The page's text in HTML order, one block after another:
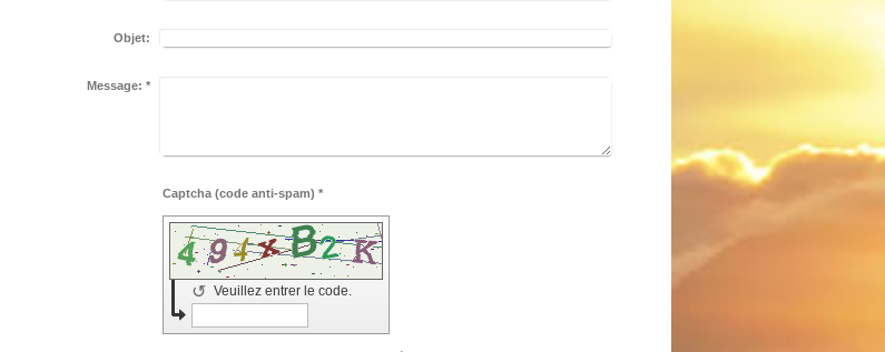
Objet:
Message: *
Captcha (code anti-spam) *
Veuillez entrer le code.
↺